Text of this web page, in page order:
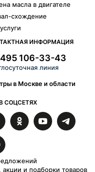
масла в двигателе
схождение
ИНФОРМАЦИЯ
106-33-43
линия
в Москве и области
СОЦСЕТЯХ
и подборки товаров